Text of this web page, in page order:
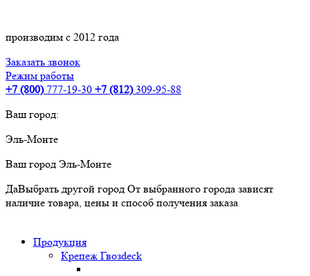
производим с 2012 года
Заказать звонок
Режим работы
+7 (800)777-19-30 +7 (812)309-95-88
Ваш город:
Эль-Монте
Ваш город Эль-Монте
ДаВыбрать другой город От выбранного города зависят
наличие товара, цены и способ получения заказа
Продукция
Крепеж Гвозdeck